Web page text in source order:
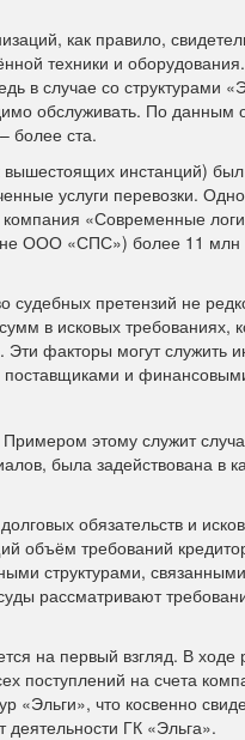
как правило,
техники и
в случае со структурами
обслуживать. По данным
более ста.
вышестоящих инстанций)
услуги перевозки.
компания «Современные
ООО «СПС») более 11 млн
претензий не
в исковых требованиях,
факторы могут служить
и
этому служит
была задействована в
обязательств и
объём требований
структурами,
рассматривают
на первый взгляд. В
поступлений на счета
что косвенно
деятельности ГК «Эльга».